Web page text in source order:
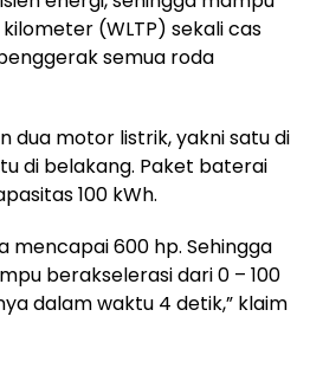
(WLTP) sekali cas
semua roda
dua motor listrik, yakni satu di
di belakang. Paket baterai
100 kWh.
mencapai 600 hp. Sehingga
berakselerasi dari 0 – 100
dalam waktu 4 detik,” klaim